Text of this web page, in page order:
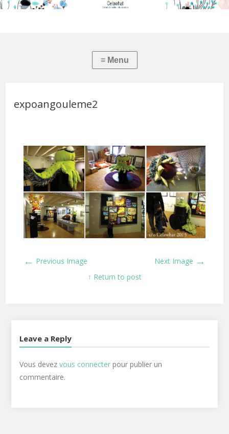
expoangouleme2
← Previous Image Next Image →
↑ Return to post
Leave a Reply
Vous devez vous connecterpour publier un
commentaire.